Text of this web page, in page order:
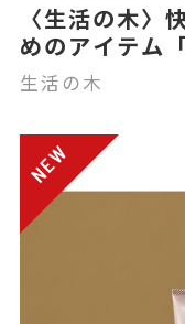
〈生活の木〉
めのアイテム
生活の木